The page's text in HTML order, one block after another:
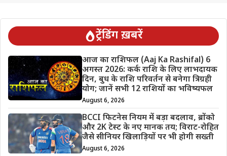
ट्रेंडिंग ख़बरें
आज का राशिफल (Aaj Ka Rashifal) 6
अगस्त 2026: कर्क राशि के लिए लाभदायक
दिन, बुध के राशि परिवर्तन से बनेगा त्रिग्रही
योग; जानें सभी 12 राशियों का भविष्यफल
August 6, 2026
BCCI फिटनेस नियम में बड़ा बदलाव, ब्रोंको
और 2K टेस्ट के नए मानक तय; विराट-रोहित
जैसे सीनियर खिलाड़ियों पर भी होगी सख्ती
August 6, 2026